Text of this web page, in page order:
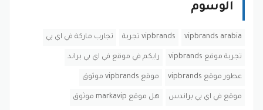
الوسوم
vipbrands arabia vipbrands تجربة تجارب ماركة في اي بي
تجربة موقع vipbrands رايكم في موقع في اي بي براند
عطور موقع vipbrands موقع vipbrands موثوق
موقع في اي بي براندس هل موقع markavip موثوق